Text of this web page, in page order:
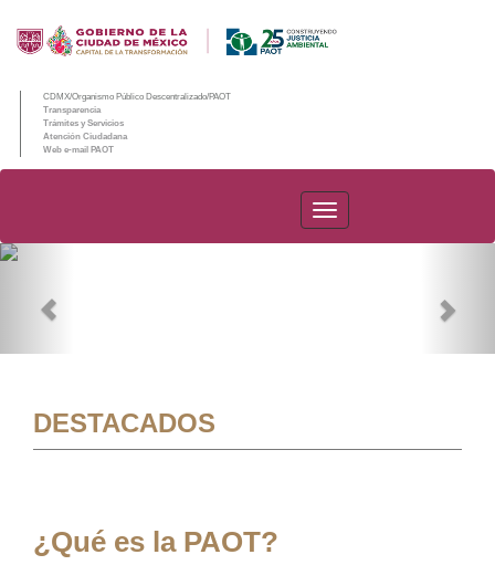
CDMX/Organismo Público Descentralizado/PAOT
Transparencia
Trámites y Servicios
Atención Ciudadana
Web e-mail PAOT
PAOT
DESTACADOS
¿Qué es la PAOT?